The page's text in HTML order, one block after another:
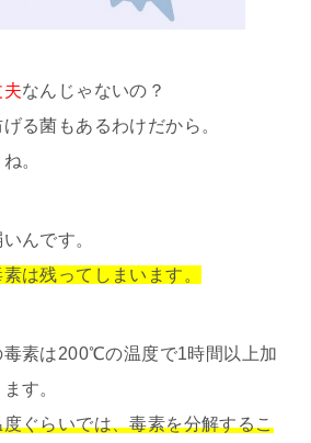
夫なんじゃないの？
る菌もあるわけだから。
。
んです。
は残ってしまいます。
毒素は200℃の温度で1時間以上加
す。
ぐらいでは、毒素を分解するこ